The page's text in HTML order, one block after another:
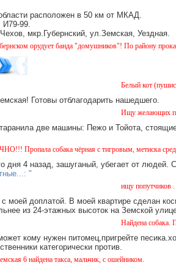
расположен в 50 км от МКАД.
И79-99.
мкр.Губернский, ул.Земская, Уездная.
банда "домушников"! По району прокатилась
Белый кот
Готовы отблагодарить нашедшего.
Ищу желающих
две машины: Пежо и Тойота,
собака чёрная с тигровым, метиска среднего
4 назад, зашуганый, убегает от людей.
"
ищу попутчиков .
доплатой. В моей квартире сделан
из 24-этажных высоток на Земской
Найдена собака.
кому нужен питомец,пригрейте
категорически против.
такса, мальчик, с ошейником.